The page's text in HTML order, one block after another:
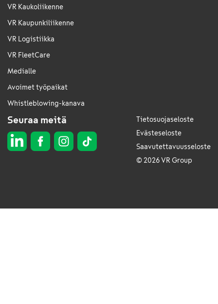
VR Kaukoliikenne
VR Kaupunkiliikenne
VR Logistiikka
VR FleetCare
Medialle
Avoimet työpaikat
Whistleblowing-kanava
Seuraa meitä
Tietosuojaseloste
Evästeseloste
Saavutettavuusseloste
© 2026 VR Group